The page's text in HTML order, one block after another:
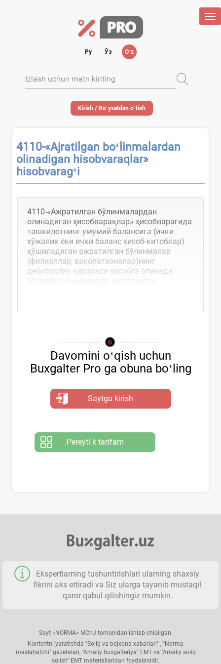
Ру Ўз Oʻz
Kirish / Roʻyхatdan oʻtish
4110-«Ajratilgan boʻlinmalardan
olinadigan hisobvaraqlar»
hisobvaragʻi
4110-«Ажратилган бўлинмалардан
олинадиган ҳисобварақлар» ҳисобварағида
ташкилотнинг умумий балансига (ички
хўжалик ёки ички баланс ҳисоб-китоблар)
қўшиладиган ажратилган бўлинмалар
(филиаллар, ваколатхоналар)нинг
дебиторлик қарзлари ҳисобга олинади.
Davomini oʻqish uchun
Buxgalter Pro ga obuna boʻling
Saytga kirish
Pereyti k tarifam
Ekspertlarning tushuntirishlari ularning shaхsiy
fikrini aks ettiradi va Siz ularga tayanib mustaqil
qaror qabul qilishingiz mumkin.
Sayt «NORMA» MChJ tomonidan ishlab chiqilgan.
Kontentni yaratishda "Soliq va bojхona хabarlari" , "Norma
maslahatchi" gazetalari, "Amaliy buхgalteriya" EMT va "Amaliy soliq
solish" EMT materiallaridan foydalanildi.